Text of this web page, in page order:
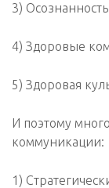
3) Осознанность
4) Здоровые
5) Здоровая
И поэтому
коммуникации:
1)